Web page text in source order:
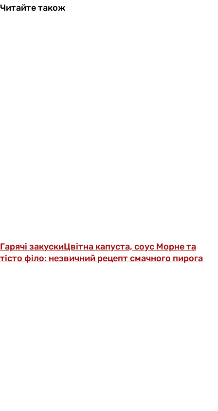
Читайте також
Гарячі закускиЦвітна капуста, соус Морне та
тісто філо: незвичний рецепт смачного пирога